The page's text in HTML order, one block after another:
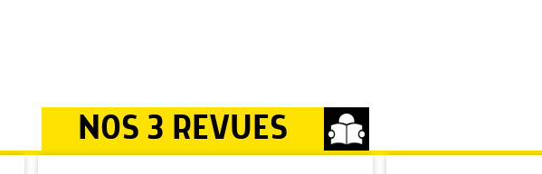
NOS 3 REVUES